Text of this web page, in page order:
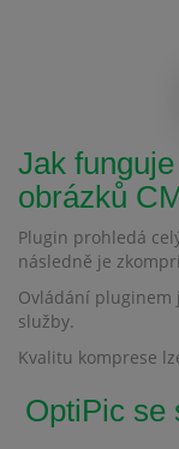
Jak
obrázků
Plugin prohledá
následně je
Ovládání
služby.
Kvalitu komprese
OptiPic se